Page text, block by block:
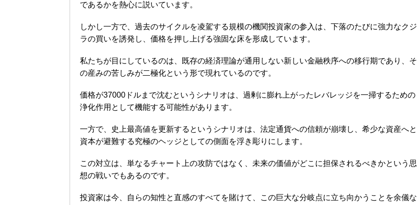
であるかを熱心に説いています。
しかし一方で、過去のサイクルを凌駕する規模の機関投資家の参入は、下落のたびに強力なクジ
ラの買いを誘発し、価格を押し上げる強固な床を形成しています。
私たちが目にしているのは、既存の経済理論が通用しない新しい金融秩序への移行期であり、そ
の産みの苦しみが二極化という形で現れているのです。
価格が37000ドルまで沈むというシナリオは、過剰に膨れ上がったレバレッジを一掃するための
浄化作用として機能する可能性があります。
一方で、史上最高値を更新するというシナリオは、法定通貨への信頼が崩壊し、希少な資産へと
資本が避難する究極のヘッジとしての側面を浮き彫りにします。
この対立は、単なるチャート上の攻防ではなく、未来の価値がどこに担保されるべきかという思
想の戦いでもあるのです。
投資家は今、自らの知性と直感のすべてを賭けて、この巨大な分岐点に立ち向かうことを余儀な